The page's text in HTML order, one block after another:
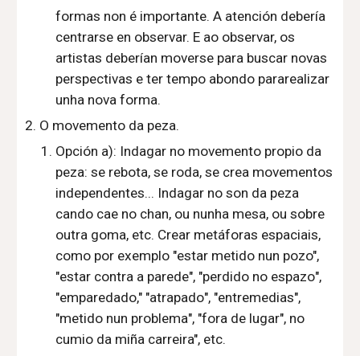
formas non é importante. A atención debería
centrarse en observar. E ao observar, os
artistas deberían moverse para buscar novas
perspectivas e ter tempo abondo pararealizar
unha nova forma.
O movemento da peza.
Opción a): Indagar no movemento propio da
peza: se rebota, se roda, se crea movementos
independentes... Indagar no son da peza
cando cae no chan, ou nunha mesa, ou sobre
outra goma, etc. Crear metáforas espaciais,
como por exemplo "estar metido nun pozo",
"estar contra a parede", "perdido no espazo",
"emparedado," "atrapado", "entremedias",
"metido nun problema", "fora de lugar", no
cumio da miña carreira", etc.